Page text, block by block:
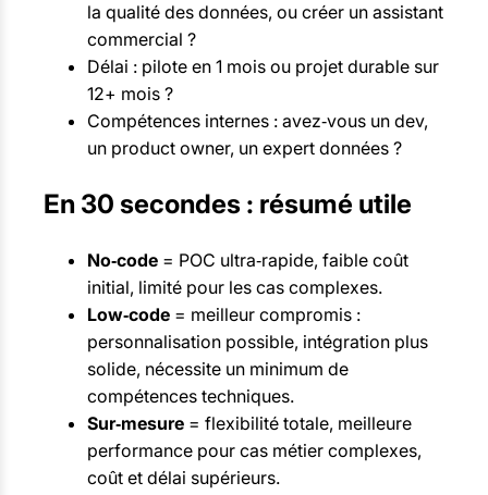
la qualité des données, ou créer un assistant
commercial ?
Délai : pilote en 1 mois ou projet durable sur
12+ mois ?
Compétences internes : avez‑vous un dev,
un product owner, un expert données ?
En 30 secondes : résumé utile
No‑code = POC ultra‑rapide, faible coût
initial, limité pour les cas complexes.
Low‑code = meilleur compromis :
personnalisation possible, intégration plus
solide, nécessite un minimum de
compétences techniques.
Sur‑mesure = flexibilité totale, meilleure
performance pour cas métier complexes,
coût et délai supérieurs.